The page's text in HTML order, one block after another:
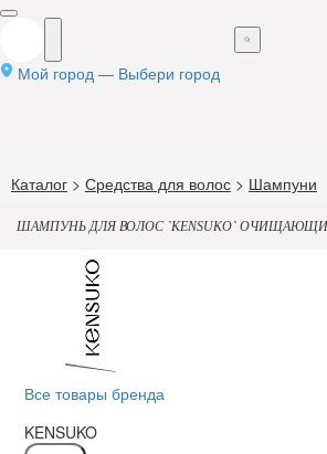
Мой город — Выбери город
Каталог > Средства для волос > Шампуни
ШАМПУНЬ ДЛЯ ВОЛОС `KENSUKO`
Все товары бренда
KENSUKO